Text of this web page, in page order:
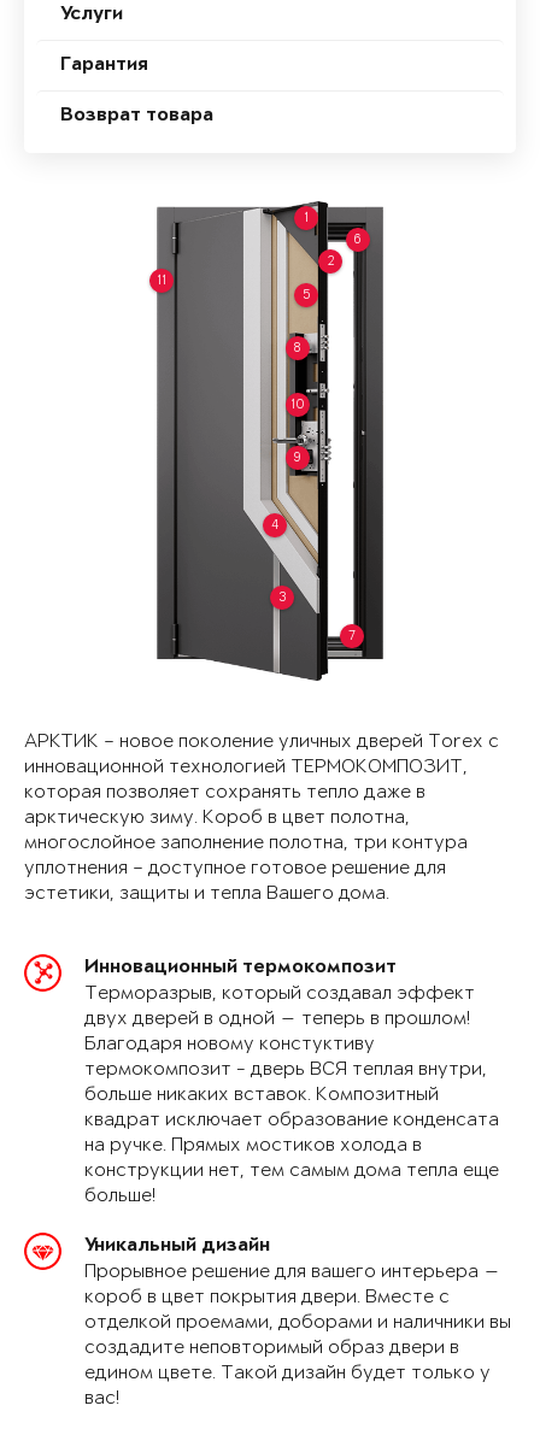
Услуги
Гарантия
Возврат товара
1
2
3
4
5
6
7
8
9
10
11
АРКТИК – новое поколение уличных дверей Torex с
инновационной технологией ТЕРМОКОМПОЗИТ,
которая позволяет сохранять тепло даже в
арктическую зиму. Короб в цвет полотна,
многослойное заполнение полотна, три контура
уплотнения – доступное готовое решение для
эстетики, защиты и тепла Вашего дома.
Инновационный термокомпозит
Терморазрыв, который создавал эффект
двух дверей в одной — теперь в прошлом!
Благодаря новому констуктиву
термокомпозит - дверь ВСЯ теплая внутри,
больше никаких вставок. Композитный
квадрат исключает образование конденсата
на ручке. Прямых мостиков холода в
конструкции нет, тем самым дома тепла еще
больше!
Уникальный дизайн
Прорывное решение для вашего интерьера —
короб в цвет покрытия двери. Вместе с
отделкой проемами, доборами и наличники вы
создадите неповторимый образ двери в
едином цвете. Такой дизайн будет только у
вас!